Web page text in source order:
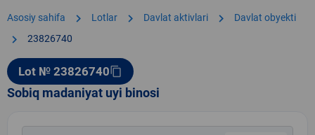
Asosiy sahifa chevron_right Lotlar chevron_right Davlat aktivlari chevron_right Davlat obyekti
chevron_right 23826740
Lot № 23826740content_copy
Sobiq madaniyat uyi binosi